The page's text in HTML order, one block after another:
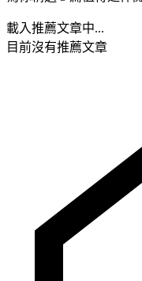
載入推薦文章中...
目前沒有推薦文章